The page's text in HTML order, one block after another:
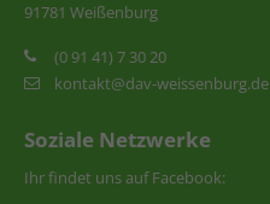
91781 Weißenburg
(0 91 41) 7 30 20
kontakt@dav-weissenburg.de
Soziale Netzwerke
Ihr findet uns auf Facebook: